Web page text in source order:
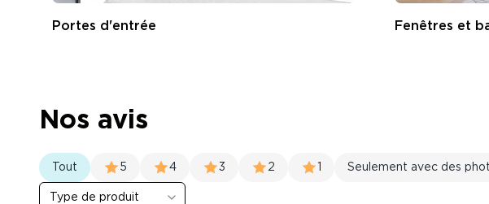
Portes d'entrée Fenêtres et
Nos avis
Tout 5 4 3 2 Seulement avec des
Type de produit